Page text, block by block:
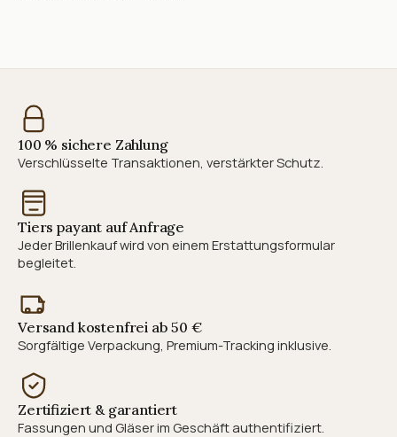
100 % sichere Zahlung
Verschlüsselte Transaktionen, verstärkter Schutz.
Tiers payant auf Anfrage
Jeder Brillenkauf wird von einem Erstattungsformular
begleitet.
Versand kostenfrei ab 50 €
Sorgfältige Verpackung, Premium-Tracking inklusive.
Zertifiziert & garantiert
Fassungen und Gläser im Geschäft authentifiziert.